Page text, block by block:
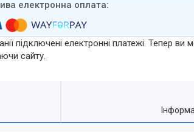
підключені електронні платежі. Тепер
сайту.